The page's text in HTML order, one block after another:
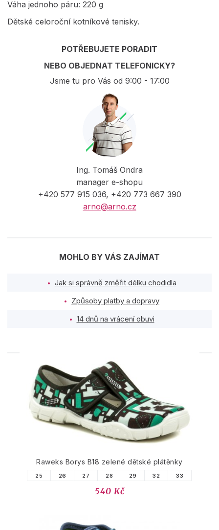
Váha jednoho páru: 220 g
Dětské celoroční kotníkové tenisky.
POTŘEBUJETE PORADIT
NEBO OBJEDNAT TELEFONICKY?
Jsme tu pro Vás od 9:00 - 17:00
Ing. Tomáš Ondra
manager e-shopu
+420 577 915 036, +420 773 667 390
arno@arno.cz
MOHLO BY VÁS ZAJÍMAT
Jak si správně změřit délku chodidla
Způsoby platby a dopravy
14 dnů na vrácení obuvi
PODOBNÉ PRODUKTY
Raweks Borys B18 zelené dětské plátěnky
25 26 27 28 29 32 33
540 Kč